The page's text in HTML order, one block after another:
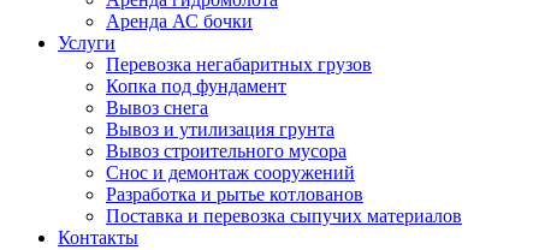
Аренда АС бочки
Услуги
Перевозка негабаритных грузов
Копка под фундамент
Вывоз снега
Вывоз и утилизация грунта
Вывоз строительного мусора
Снос и демонтаж сооружений
Разработка и рытье котлованов
Поставка и перевозка сыпучих материалов
Контакты